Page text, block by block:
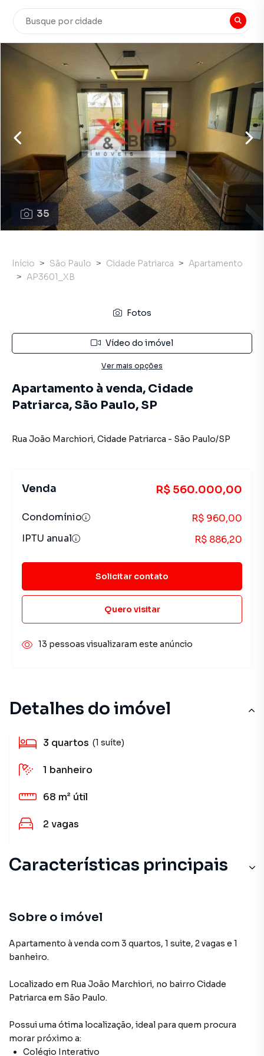
35
Detalhes do imóvel
3 quartos (1 suíte)
1 banheiro
68 m² útil
2 vagas
Características principais
Sobre o imóvel
Apartamento à venda com 3 quartos, 1 suite, 2 vagas e 1
banheiro.
Localizado em Rua João Marchiori, no bairro Cidade
Patriarca em São Paulo.
Possui uma ótima localização, ideal para quem procura
morar próximo a:
Colégio Interativo
Início São Paulo Cidade Patriarca
Apartamento
AP3601_XB
Fotos
Vídeo do imóvel
Ver mais opções
Apartamento à venda, Cidade
Patriarca, São Paulo, SP
Rua João Marchiori, Cidade Patriarca - São Paulo/SP
Venda R$ 560.000,00
Condomínio
R$ 960,00
IPTU anual
R$ 886,20
Solicitar contato
Quero visitar
13 pessoas visualizaram este anúncio